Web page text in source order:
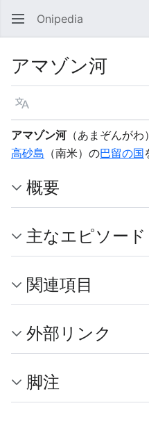
Onipedia
アマゾン河
言語
アマゾン河（あまぞんがわ
高砂島 （南米）の巴留の国
概要
主なエピソード
関連項目
外部リンク
脚注